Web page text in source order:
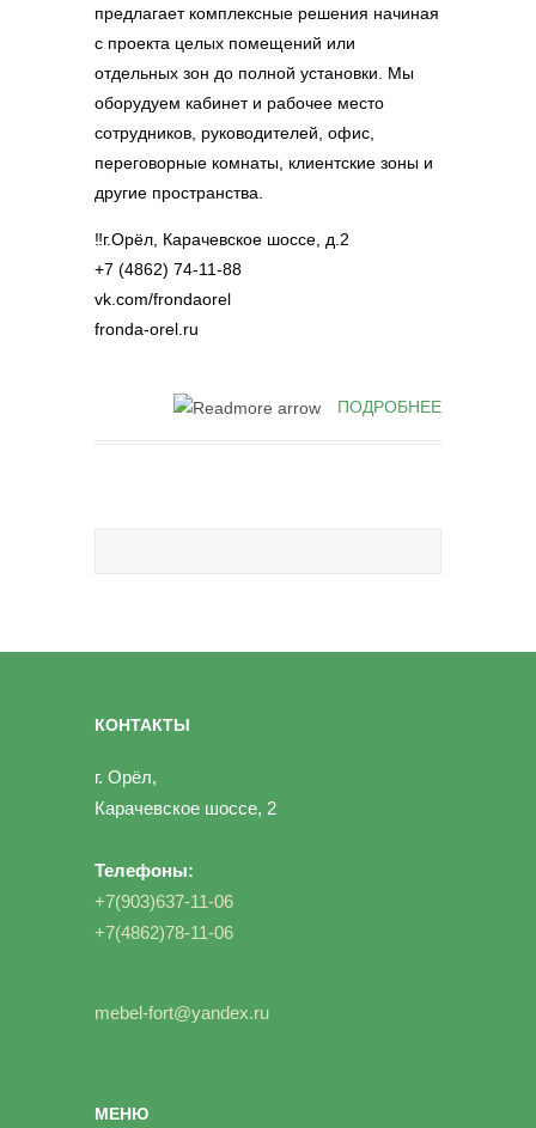
предлагает комплексные решения начиная
с проекта целых помещений или
отдельных зон до полной установки. Мы
оборудуем кабинет и рабочее место
сотрудников, руководителей, офис,
переговорные комнаты, клиентские зоны и
другие пространства.
‼г.Орёл, Карачевское шоссе, д.2
+7 (4862) 74-11-88
vk.com/frondaorel
fronda-orel.ru
ПОДРОБНЕЕ
КОНТАКТЫ
г. Орёл,
Карачевское шоссе, 2
Телефоны:
+7(903)637-11-06
+7(4862)78-11-06
mebel-fort@yandex.ru
МЕНЮ